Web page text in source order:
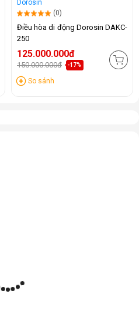
Dorosin
(0)
Điều hòa di động Dorosin DAKC-
250
125.000.000đ
150.000.000đ -17%
So sánh